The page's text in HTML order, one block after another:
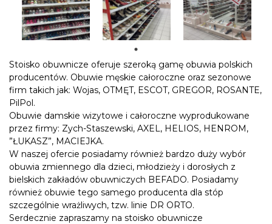
Stoisko obuwnicze oferuje szeroką gamę obuwia polskich
producentów. Obuwie męskie całoroczne oraz sezonowe
firm takich jak: Wojas, OTMĘT, ESCOT, GREGOR, ROSANTE,
PilPol.
Obuwie damskie wizytowe i całoroczne wyprodukowane
przez firmy: Zych-Staszewski, AXEL, HELIOS, HENROM,
”ŁUKASZ”, MACIEJKA.
W naszej ofercie posiadamy również bardzo duży wybór
obuwia zmiennego dla dzieci, młodzieży i dorosłych z
bielskich zakładów obuwniczych BEFADO. Posiadamy
również obuwie tego samego producenta dla stóp
szczególnie wrażliwych, tzw. linie DR ORTO.
Serdecznie zapraszamy na stoisko obuwnicze